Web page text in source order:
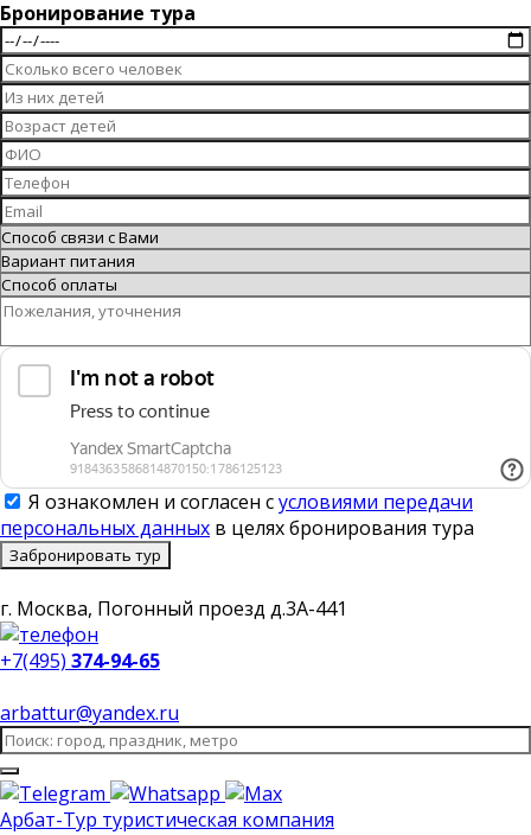
Бронирование тура
Я ознакомлен и согласен сусловиями передачи
персональных данных в целях бронирования тура
Забронировать тур
г. Москва, Погонный проезд д.3А-441
+7(495) 374-94-65
arbattur@yandex.ru
Арбат-Тур туристическая компания